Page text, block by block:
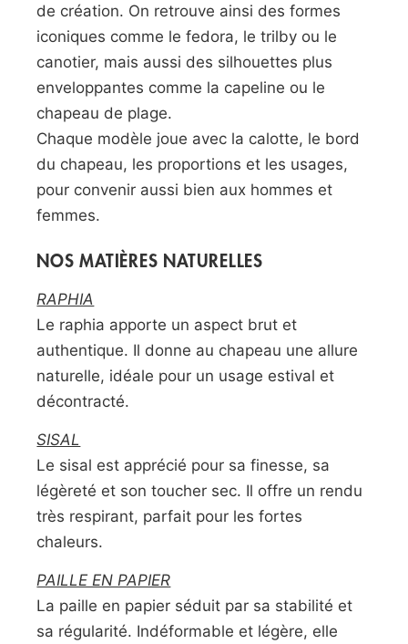
de création. On retrouve ainsi des formes
iconiques comme le fedora, le trilby ou le
canotier, mais aussi des silhouettes plus
enveloppantes comme la capeline ou le
chapeau de plage.
Chaque modèle joue avec la calotte, le bord
du chapeau, les proportions et les usages,
pour convenir aussi bien aux hommes et
femmes.
NOS MATIÈRES NATURELLES
RAPHIA
Le raphia apporte un aspect brut et
authentique. Il donne au chapeau une allure
naturelle, idéale pour un usage estival et
décontracté.
SISAL
Le sisal est apprécié pour sa finesse, sa
légèreté et son toucher sec. Il offre un rendu
très respirant, parfait pour les fortes
chaleurs.
PAILLE EN PAPIER
La paille en papier séduit par sa stabilité et
sa régularité. Indéformable et légère, elle